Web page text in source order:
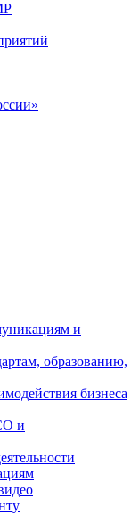
и
образованию,
бизнеса
и